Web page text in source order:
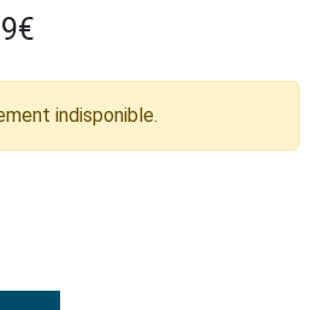
€
indisponible.